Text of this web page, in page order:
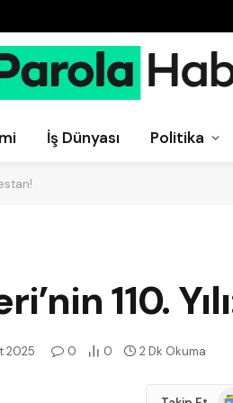
İş Dünyası Politika
110.
2025 0 0 2 Dk Okuma